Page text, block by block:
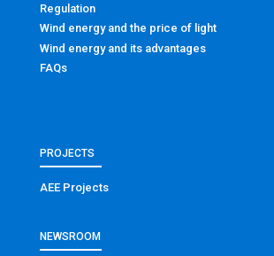
Regulation
Wind energy and the price of light
Wind energy and its advantages
FAQs
PROJECTS
AEE Projects
NEWSROOM